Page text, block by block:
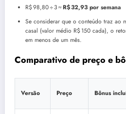
R$ 98,80 ÷ 3 ≈ R$ 32,93 por semana
Se considerar que o conteúdo traz ao
casal (valor médio R$ 150 cada), o
em menos de um mês.
Comparativo de preço e
Versão Preço Bônus